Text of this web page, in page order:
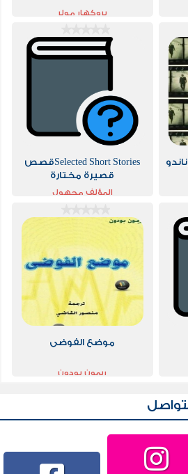
بروكهار مولر
Selected Short Storiesقصص
قصيرة مختارة
المؤلف مجهول
موضع الفوضى
ريمون بودون